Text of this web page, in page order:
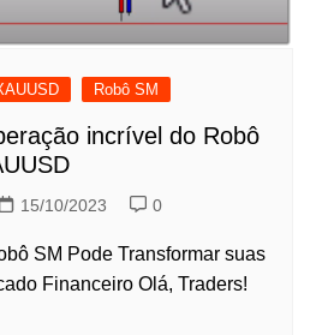
Robô SM
incrível do Robô
15/10/2023 0
SM Pode Transformar suas
Financeiro Olá, Traders!